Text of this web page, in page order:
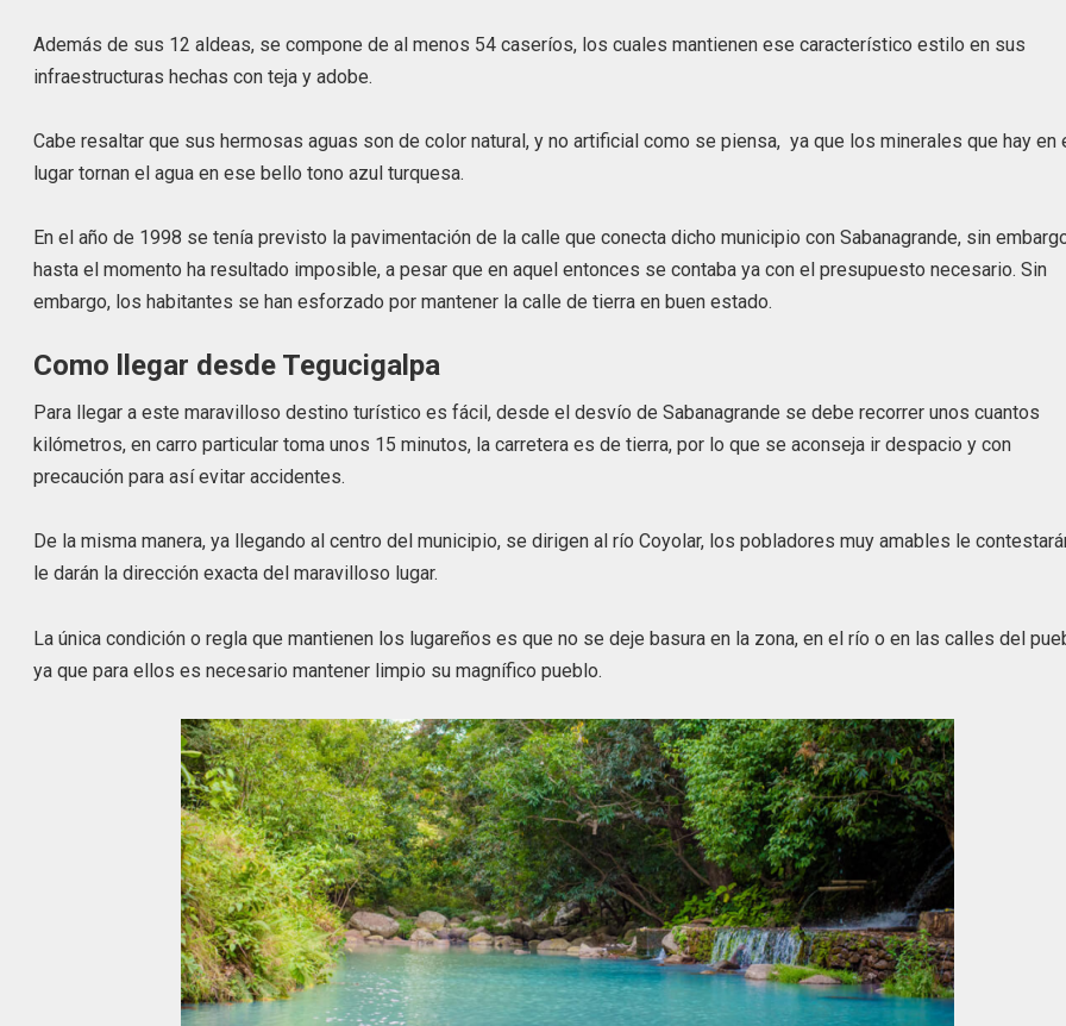
Además de sus 12 aldeas, se compone de al menos 54 caseríos, los cuales mantienen ese característico estilo en sus
infraestructuras hechas con teja y adobe.
Cabe resaltar que sus hermosas aguas son de color natural, y no artificial como se piensa, ya que los minerales que hay en
lugar tornan el agua en ese bello tono azul turquesa.
En el año de 1998 se tenía previsto la pavimentación de la calle que conecta dicho municipio con Sabanagrande, sin
hasta el momento ha resultado imposible, a pesar que en aquel entonces se contaba ya con el presupuesto necesario. Sin
embargo, los habitantes se han esforzado por mantener la calle de tierra en buen estado.
Como llegar desde Tegucigalpa
Para llegar a este maravilloso destino turístico es fácil, desde el desvío de Sabanagrande se debe recorrer unos cuantos
kilómetros, en carro particular toma unos 15 minutos, la carretera es de tierra, por lo que se aconseja ir despacio y con
precaución para así evitar accidentes.
De la misma manera, ya llegando al centro del municipio, se dirigen al río Coyolar, los pobladores muy amables le
le darán la dirección exacta del maravilloso lugar.
La única condición o regla que mantienen los lugareños es que no se deje basura en la zona, en el río o en las calles del
ya que para ellos es necesario mantener limpio su magnífico pueblo.